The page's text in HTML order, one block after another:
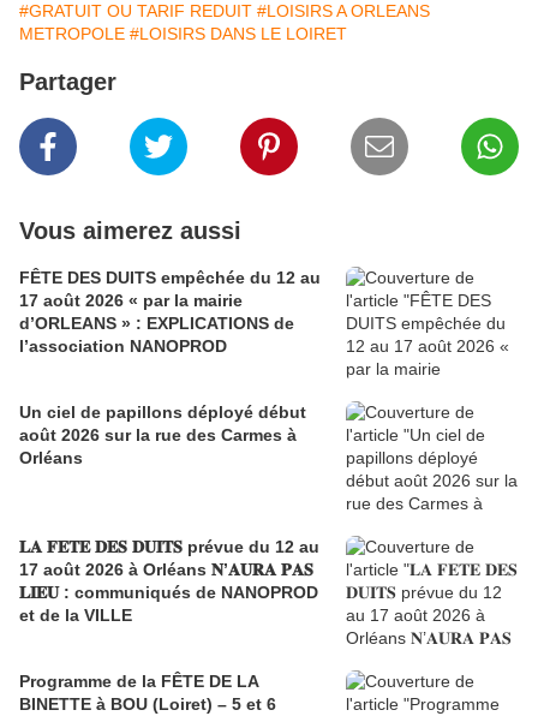
#GRATUIT OU TARIF REDUIT #LOISIRS A ORLEANS
METROPOLE #LOISIRS DANS LE LOIRET
Partager
Vous aimerez aussi
FÊTE DES DUITS empêchée du 12 au
17 août 2026 « par la mairie
d’ORLEANS » : EXPLICATIONS de
l’association NANOPROD
Un ciel de papillons déployé début
août 2026 sur la rue des Carmes à
Orléans
𝐋𝐀 𝐅𝐄𝐓𝐄 𝐃𝐄𝐒 𝐃𝐔𝐈𝐓𝐒 prévue du 12 au
17 août 2026 à Orléans 𝐍’𝐀𝐔𝐑𝐀 𝐏𝐀𝐒
𝐋𝐈𝐄𝐔 : communiqués de NANOPROD
et de la VILLE
Programme de la FÊTE DE LA
BINETTE à BOU (Loiret) – 5 et 6